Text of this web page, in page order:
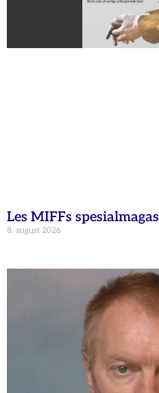
Les MIFFs
8. august 2026